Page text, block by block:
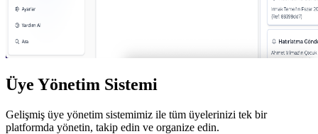
Üye Yönetim Sistemi
Gelişmiş üye yönetim sistemimiz ile tüm üyelerinizi tek bir
platformda yönetin, takip edin ve organize edin.